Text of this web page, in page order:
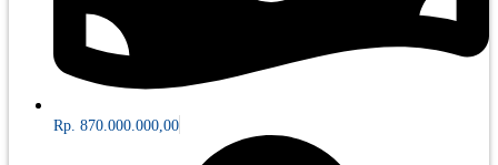
Rp. 870.000.000,00